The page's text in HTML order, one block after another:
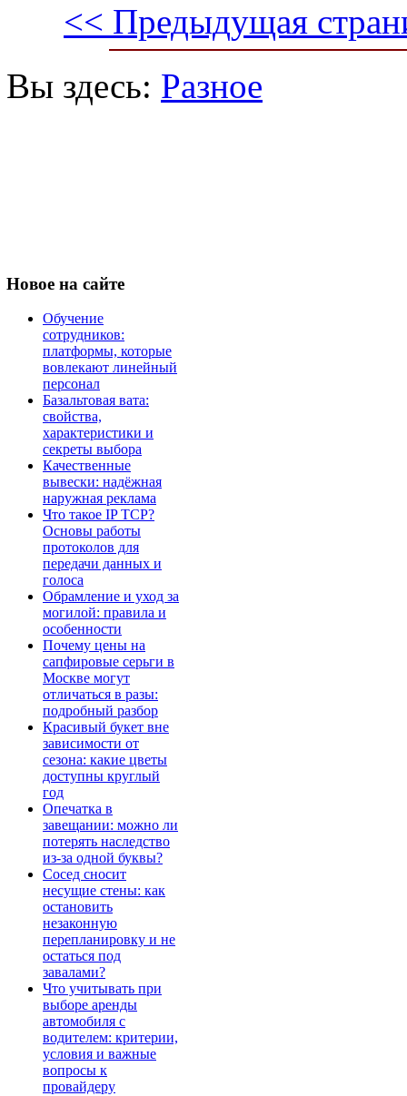
<< Предыдущая
Вы здесь: Разное
Новое на сайте
Обучение
сотрудников:
платформы, которые
вовлекают линейный
персонал
Базальтовая вата:
свойства,
характеристики и
секреты выбора
Качественные
вывески: надёжная
наружная реклама
Что такое IP TCP?
Основы работы
протоколов для
передачи данных и
голоса
Обрамление и уход за
могилой: правила и
особенности
Почему цены на
сапфировые серьги в
Москве могут
отличаться в разы:
подробный разбор
Красивый букет вне
зависимости от
сезона: какие цветы
доступны круглый
год
Опечатка в
завещании: можно ли
потерять наследство
из-за одной буквы?
Сосед сносит
несущие стены: как
остановить
незаконную
перепланировку и не
остаться под
завалами?
Что учитывать при
выборе аренды
автомобиля с
водителем: критерии,
условия и важные
вопросы к
провайдеру